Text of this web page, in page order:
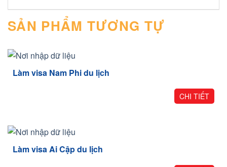
SẢN PHẨM TƯƠNG TỰ
Làm visa Nam Phi du lịch
CHI TIẾT
Làm visa Ai Cập du lịch